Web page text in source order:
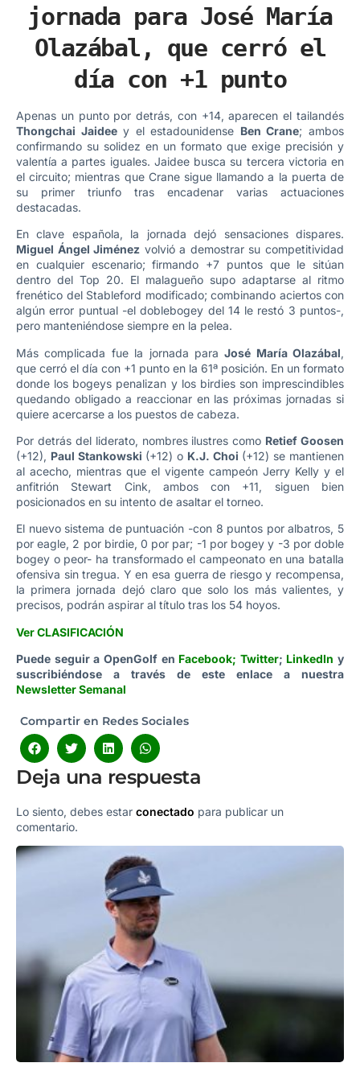
jornada para José María
Olazábal, que cerró el
día con +1 punto
Apenas un punto por detrás, con +14, aparecen el tailandés
Thongchai Jaideey el estadounidense Ben Crane; ambos
confirmando su solidez en un formato que exige precisión y
valentía a partes iguales. Jaidee busca su tercera victoria en
el circuito; mientras que Crane sigue llamando a la puerta de
su primer triunfo tras encadenar varias actuaciones
destacadas.
En clave española, la jornada dejó sensaciones dispares.
Miguel Ángel Jiménez volvió a demostrar su competitividad
en cualquier escenario; firmando +7 puntos que le sitúan
dentro del Top 20. El malagueño supo adaptarse al ritmo
frenético del Stableford modificado; combinando aciertos con
algún error puntual -el doblebogey del 14 le restó 3 puntos-,
pero manteniéndose siempre en la pelea.
Más complicada fue la jornada paraJosé María Olazábal,
que cerró el día con +1 punto en la 61ª posición. En un formato
donde los bogeys penalizan y los birdies son imprescindibles
quedando obligado a reaccionar en las próximas jornadas si
quiere acercarse a los puestos de cabeza.
Por detrás del liderato, nombres ilustres como Retief Goosen
(+12), Paul Stankowski (+12) o K.J. Choi (+12) se mantienen
al acecho, mientras que el vigente campeón Jerry Kelly y el
anfitrión Stewart Cink, ambos con +11, siguen bien
posicionados en su intento de asaltar el torneo.
El nuevo sistema de puntuación -con 8 puntos por albatros, 5
por eagle, 2 por birdie, 0 por par; -1 por bogey y -3 por doble
bogey o peor- ha transformado el campeonato en una batalla
ofensiva sin tregua. Y en esa guerra de riesgo y recompensa,
la primera jornada dejó claro que solo los más valientes, y
precisos, podrán aspirar al título tras los 54 hoyos.
Ver CLASIFICACIÓN
Puede seguir a OpenGolf en Facebook; Twitter; LinkedIn y
suscribiéndose a través de este enlace a nuestra
Newsletter Semanal
Compartir en Redes Sociales
Deja una respuesta
Lo siento, debes estar conectado para publicar un
comentario.